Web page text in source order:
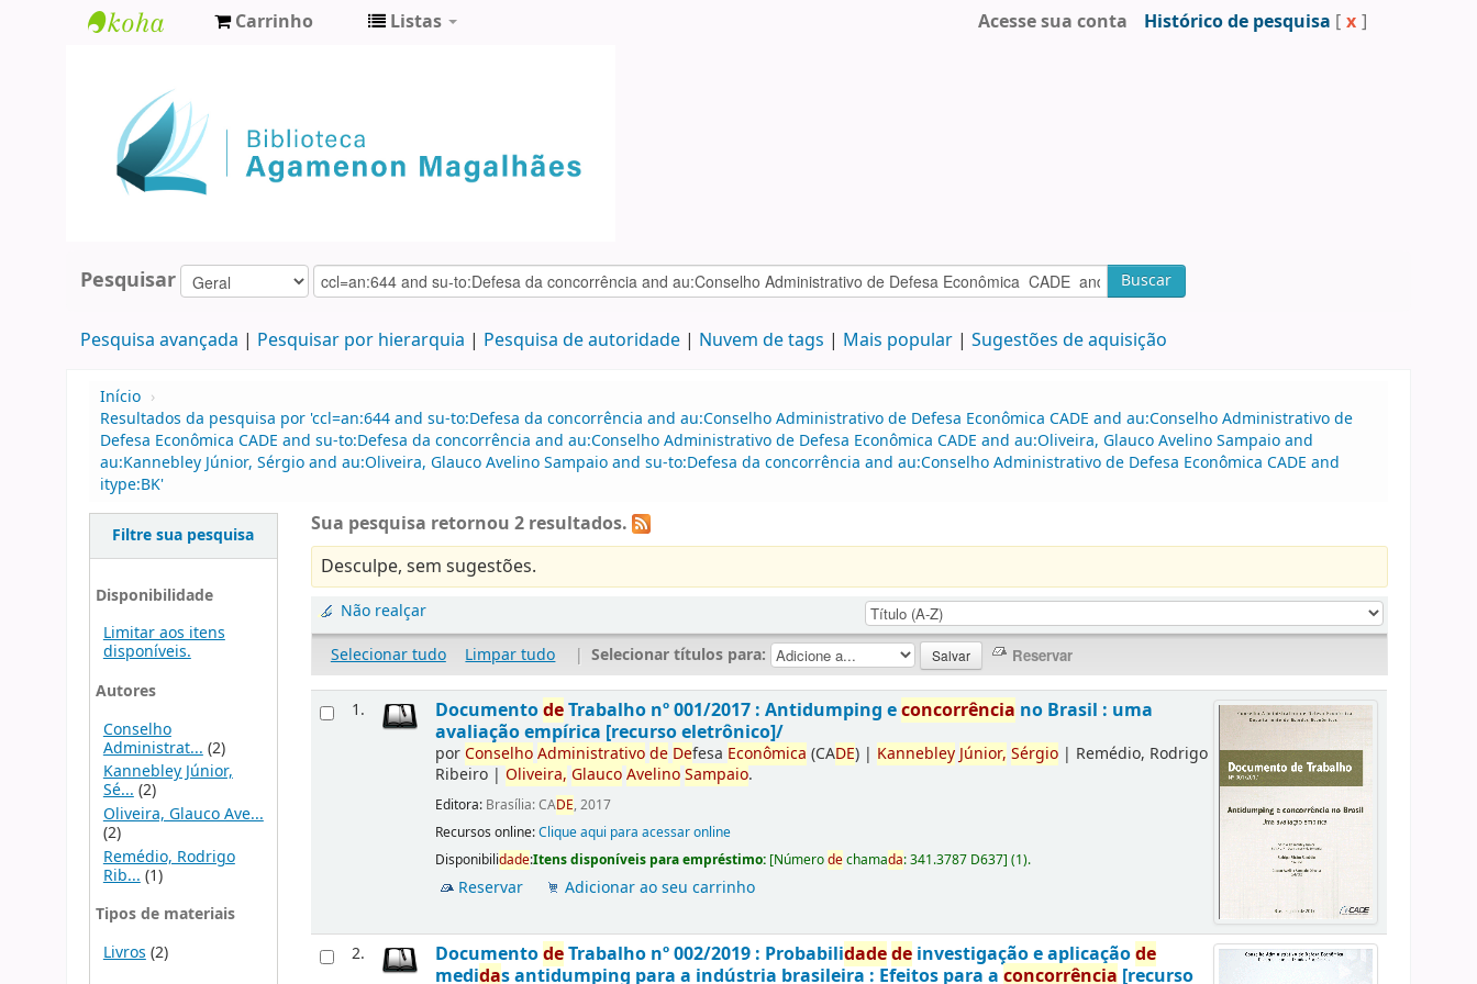
Agamenon
Magalhães
Carrinho Listas Acesse sua conta Histórico de pesquisa [ x ]
Pesquisar Buscar
Pesquisa avançada Pesquisar por hierarquia Pesquisa de autoridade Nuvem de tags Mais popular Sugestões de aquisição
Início ›
Resultados da pesquisa por 'ccl=an:644 and su-to:Defesa da concorrência and au:Conselho Administrativo de Defesa Econômica CADE and au:Conselho Administrativo de
Defesa Econômica CADE and su-to:Defesa da concorrência and au:Conselho Administrativo de Defesa Econômica CADE and au:Oliveira, Glauco Avelino Sampaio and
au:Kannebley Júnior, Sérgio and au:Oliveira, Glauco Avelino Sampaio and su-to:Defesa da concorrência and au:Conselho Administrativo de Defesa Econômica CADE and
itype:BK'
Filtre sua pesquisa
Disponibilidade
Limitar aos itens
disponíveis.
Autores
Conselho
Administrat... (2)
Kannebley Júnior,
Sé...(2)
Oliveira, Glauco Ave...
(2)
Remédio, Rodrigo
Rib... (1)
Tipos de materiais
Livros (2)
Sua pesquisa retornou 2 resultados.
Desculpe, sem sugestões.
Não realçar
Selecionar tudo
Limpar tudo | Selecionar títulos para:
1. DocumentodeTrabalho nº 001/2017 : Antidumping econcorrência no Brasil : uma
avaliação empírica [recurso eletrônico]/
porConselhoAdministrativode Defesa Econômica (CADE) | KannebleyJúnior, Sérgio | Remédio, Rodrigo
Ribeiro |Oliveira, GlaucoAvelinoSampaio.
Editora: Brasília: CADE, 2017
Recursos online:Clique aqui para acessar online
Disponibilidade:Itens disponíveis para empréstimo: [Númerodechamada:341.3787 D637](1).
Reservar Adicionar ao seu carrinho
2. DocumentodeTrabalho nº 002/2019 : Probabilidadede investigação e aplicaçãode
medidas antidumping para a indústria brasileira : Efeitos para aconcorrência [recurso